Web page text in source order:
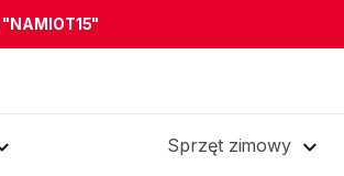
"NAMIOT15"
Sprzęt zimowy